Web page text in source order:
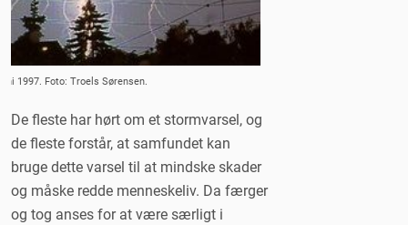
1997. Foto: Troels Sørensen.
De fleste har hørt om et stormvarsel, og
de fleste forstår, at samfundet kan
bruge dette varsel til at mindske skader
og måske redde menneskeliv. Da færger
og tog anses for at være særligt i